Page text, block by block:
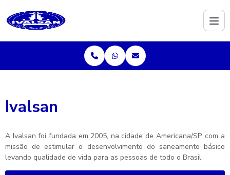
Ivalsan
A Ivalsan foi fundada em 2005, na cidade de Americana/SP, com a
missão de estimular o desenvolvimento do saneamento básico
levando qualidade de vida para as pessoas de todo o Brasil.